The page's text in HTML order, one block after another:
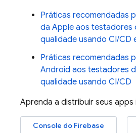
Práticas recomendadas
da Apple aos testadores
qualidade usando CI/CD
Práticas recomendadas
Android aos testadores
qualidade usando CI/CD
Aprenda a distribuir seus apps
Console do Firebase